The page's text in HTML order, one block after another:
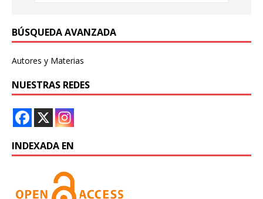
BÚSQUEDA AVANZADA
Autores y Materias
NUESTRAS REDES
INDEXADA EN